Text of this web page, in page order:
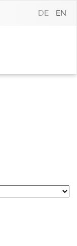
DE EN